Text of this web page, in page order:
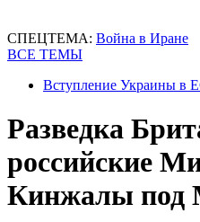
СПЕЦТЕМА: Война в Иране
ВСЕ ТЕМЫ
Вступление Украины в
Разведка
российские
Кинжалы под